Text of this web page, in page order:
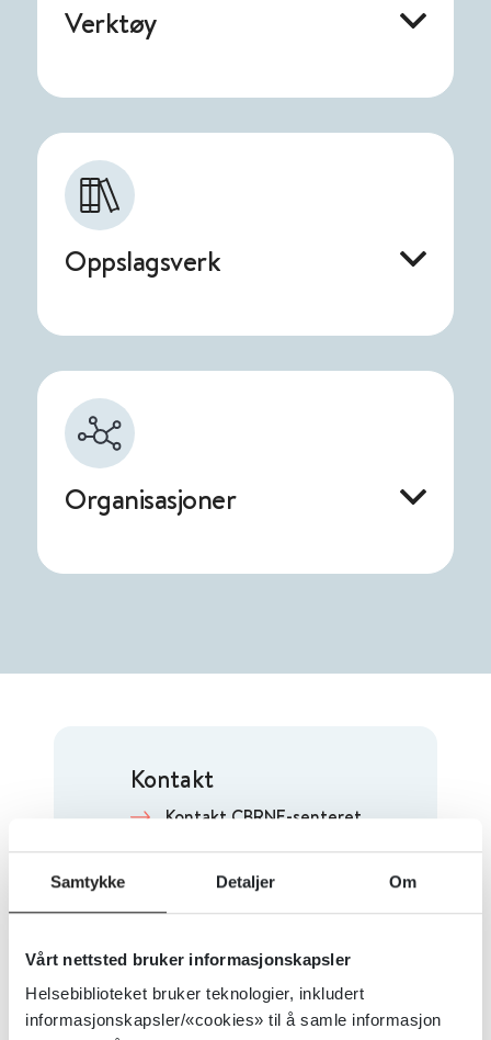
Samtykke Detaljer Om
Vårt nettsted bruker informasjonskapsler
Helsebiblioteket bruker teknologier, inkludert
informasjonskapsler/«cookies» til å samle informasjon
Verktøy
Oppslagsverk
Organisasjoner
Kontakt
Kontakt CBRNE-senteret